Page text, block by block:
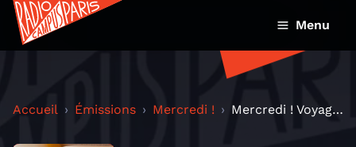
Menu
Accueil Émissions Mercredi ! Mercredi ! Voyage aux États-Unis